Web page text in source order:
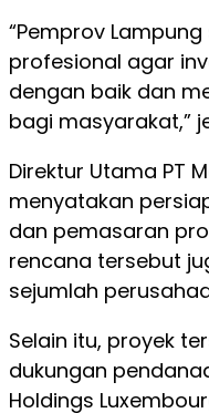
“Pemprov
profesional agar
dengan baik dan
bagi masyarakat,”
Direktur Utama PT
menyatakan
dan pemasaran
rencana tersebut
sejumlah
Selain itu, proyek
dukungan
Holdings